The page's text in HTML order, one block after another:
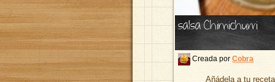
salsa Chimichurri
Creada por Cobra
Añádela a tu